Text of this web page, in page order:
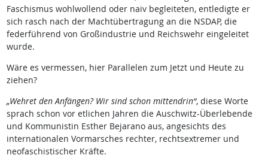
Faschismus wohlwollend oder naiv begleiteten, entledigte er
sich rasch nach der Machtübertragung an die NSDAP, die
federführend von Großindustrie und Reichswehr eingeleitet
wurde.
Wäre es vermessen, hier Parallelen zum Jetzt und Heute zu
ziehen?
„Wehret den Anfängen? Wir sind schon mittendrin“, diese Worte
sprach schon vor etlichen Jahren die Auschwitz-Überlebende
und Kommunistin Esther Bejarano aus, angesichts des
internationalen Vormarsches rechter, rechtsextremer und
neofaschistischer Kräfte.